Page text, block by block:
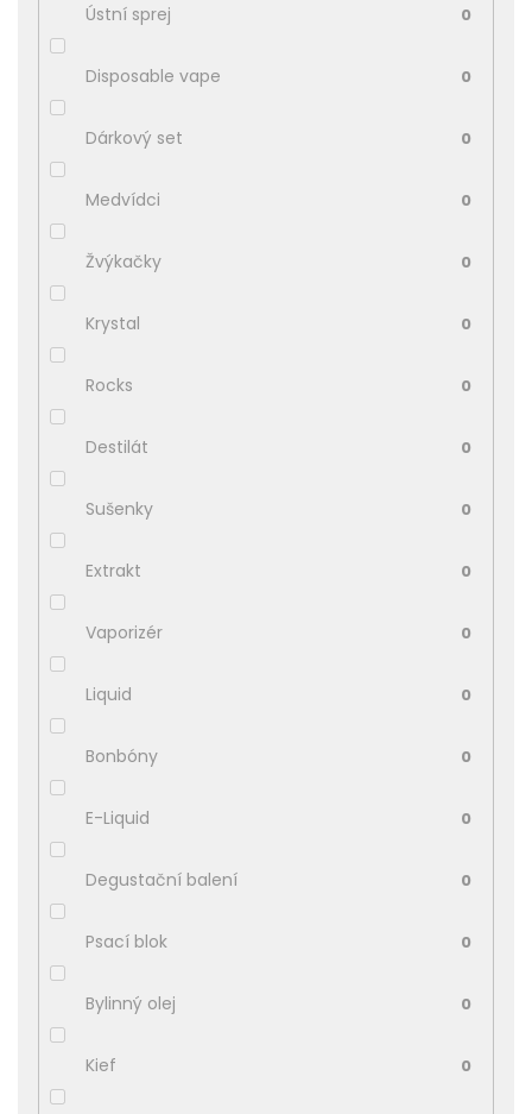
Ústní sprej 0
Disposable vape 0
Dárkový set 0
Medvídci 0
Žvýkačky 0
Krystal 0
Rocks 0
Destilát 0
Sušenky 0
Extrakt 0
Vaporizér 0
Liquid 0
Bonbóny 0
E-Liquid 0
Degustační balení 0
Psací blok 0
Bylinný olej 0
Kief 0